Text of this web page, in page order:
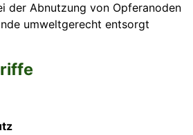
der Abnutzung von Opferanoden
umweltgerecht entsorgt